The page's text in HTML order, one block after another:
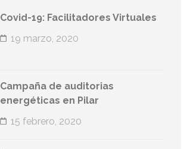
Covid-19: Facilitadores Virtuales
19 marzo, 2020
Campaña de auditorias
energéticas en Pilar
15 febrero, 2020